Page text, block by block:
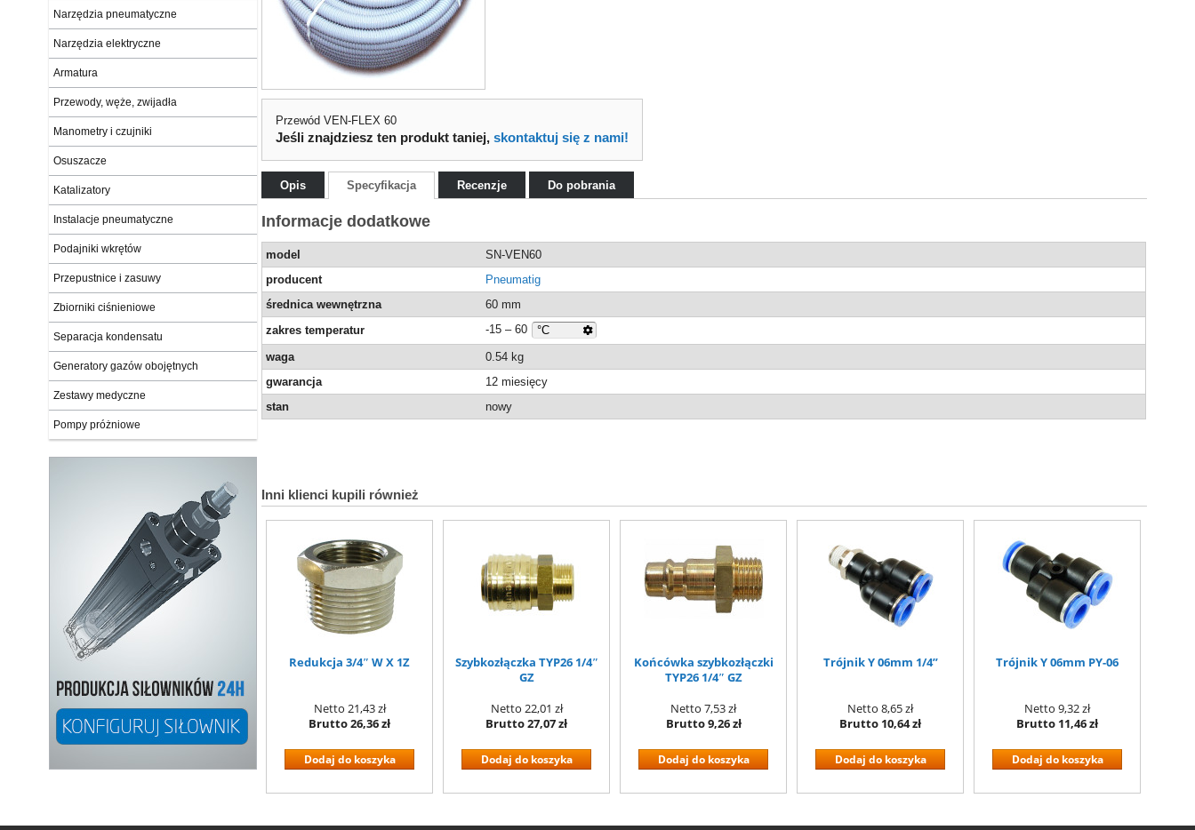
Przewód VEN-FLEX 60
Jeśli znajdziesz ten produkt taniej,skontaktuj się z nami!
Opis Specyfikacja Recenzje Do pobrania
Informacje dodatkowe
model
SN-VEN60
producent
Pneumatig
średnica wewnętrzna
60 mm
zakres temperatur
-15 – 60
waga 0.54 kg
gwarancja
12 miesięcy
stan
nowy
Inni klienci kupili również
Redukcja 3/4″ W X 1Z
Netto 21,43 zł
Brutto26,36 zł
Dodaj do koszyka
Szybkozłączka TYP26 1/4″
GZ
Netto 22,01 zł
Brutto27,07 zł
Dodaj do koszyka
Końcówka szybkozłączki
TYP26 1/4″ GZ
Netto 7,53 zł
Brutto9,26 zł
Dodaj do koszyka
Trójnik Y 06mm 1/4”
Netto 8,65 zł
Brutto 10,64 zł
Dodaj do koszyka
Trójnik Y 06mm PY-06
Netto 9,32 zł
Brutto 11,46 zł
Dodaj do koszyka
Narzędzia pneumatyczne
Narzędzia elektryczne
Armatura
Przewody, węże, zwijadła
Manometry i czujniki
Osuszacze
Katalizatory
Instalacje pneumatyczne
Podajniki wkrętów
Przepustnice i zasuwy
Zbiorniki ciśnieniowe
Separacja kondensatu
Generatory gazów obojętnych
Zestawy medyczne
Pompy próżniowe